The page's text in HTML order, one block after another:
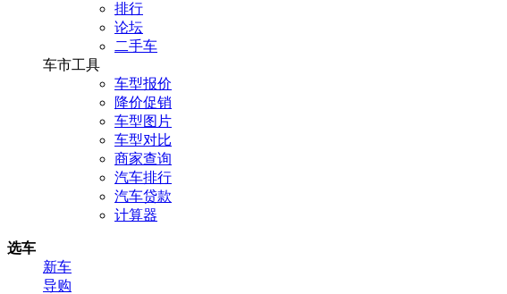
排行
论坛
二手车
车市工具
车型报价
降价促销
车型图片
车型对比
商家查询
汽车排行
汽车贷款
计算器
选车
新车
导购